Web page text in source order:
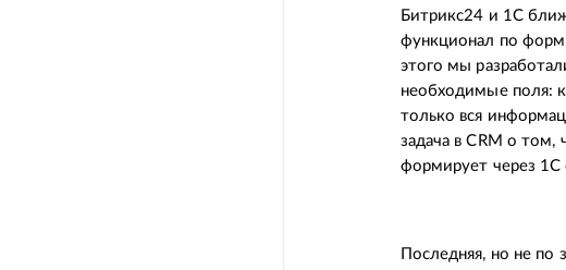
Битрикс24 и 1С
функционал по
этого мы
необходимые поля:
только вся
задача в CRM о том,
формирует через 1С
Последняя, но не по